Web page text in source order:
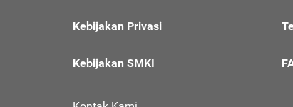
Kebijakan Privasi
Kebijakan SMKI